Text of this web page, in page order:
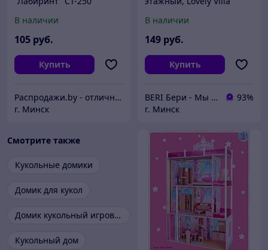
В наличии
105 руб.
Купить
Распродажи.by - отличные товары по низким ценам!
г. Минск
аксессуарам, игровой
кукольный домик с
аксессуарами,
В наличии
149 руб.
Купить
BERI Бери - Мы ненавидим демпинг, но нас вынуждают конкуренты
93%
г. Минск
Смотрите также
Кукольные домики
Домик для кукол
Домик кукольный игровой
Кукольный дом